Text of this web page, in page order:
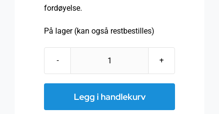
fordøyelse.
På lager (kan også restbestilles)
Sitrongresste
Legg i handlekurv